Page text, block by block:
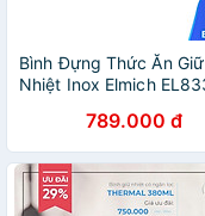
Bình Đựng Thức Ăn Giữ
Nhiệt Inox Elmich
Hãng,Kèm Muỗng,Có
Cháo-JoyMall
789.000 đ